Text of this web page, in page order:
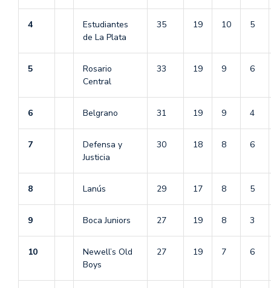
4
Estudiantes
de La Plata
35 19 10 5
5
Rosario
Central
33 19 9 6
6 Belgrano 31 19 9 4
7
Defensa y
Justicia
30 18 8 6
8 Lanús 29 17 8 5
9 Boca Juniors 27 19 8 3
10
Newell’s Old
Boys
27 19 7 6